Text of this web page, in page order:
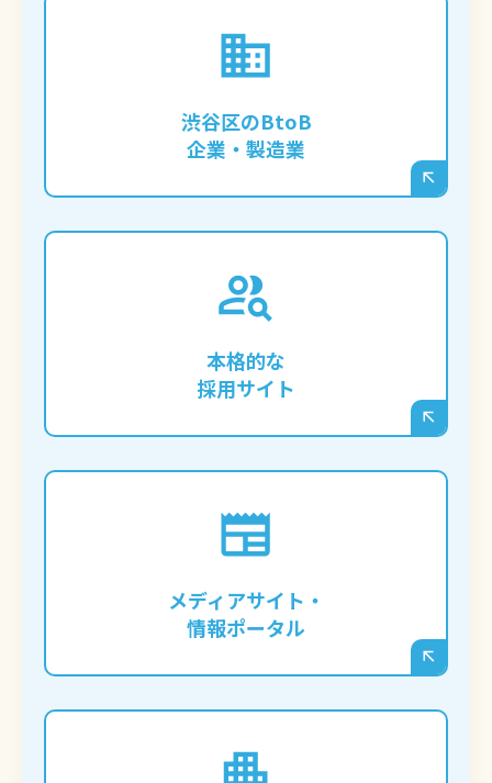
渋谷区のBtoB
企業・製造業
専門的な技術や製品情報をブログで発信
い合わせを獲得したい企業様。
本格的な
採用サイト
渋谷区の求職者に響くコンテンツを継続的
に発信し、応募者とのミスマッチを減らす
「オウンドメディア型」の採用サイトを構
築したい企業様。
メディアサイト・
情報ポータル
渋谷区の専門情報サイトや、特定のジャン
記事を管理・運営したい企業様。
IR情報、事業紹介、実績紹介など、多岐に